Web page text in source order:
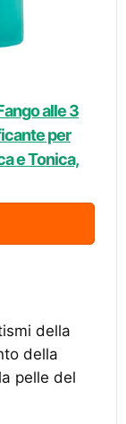
alle 3
per
e Tonica,
della
della
pelle del